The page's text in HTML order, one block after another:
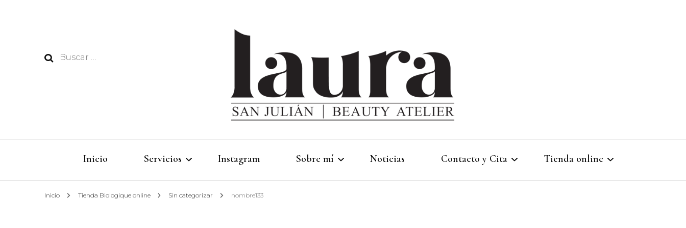
Buscar:
Inicio Servicios Instagram Sobre mí Noticias Contacto y Cita Tienda online
Inicio Tienda Biologique online Sin categorizar nombre133